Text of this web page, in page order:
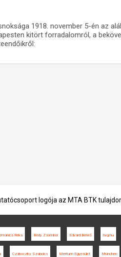
1918. november 5-én az
kitört forradalomról, a
logója az MTA BTK
Réka Bódy Zsombor Edvard Beneš hvg.hu
Czáboczky Szabolcs Meritum Egyesület München